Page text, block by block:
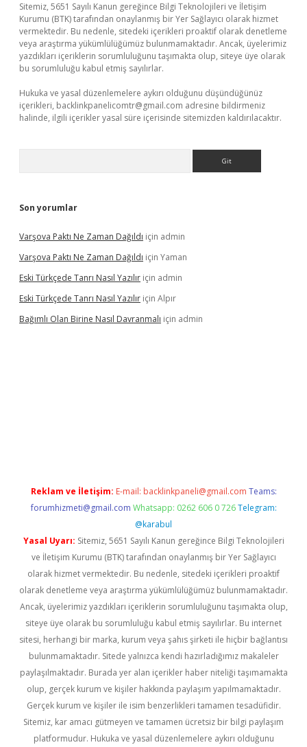
Sitemiz, 5651 Sayılı Kanun gereğince Bilgi Teknolojileri ve İletişim
Kurumu (BTK) tarafından onaylanmış bir Yer Sağlayıcı olarak hizmet
vermektedir. Bu nedenle, sitedeki içerikleri proaktif olarak denetleme
veya araştırma yükümlülüğümüz bulunmamaktadır. Ancak, üyelerimiz
yazdıkları içeriklerin sorumluluğunu taşımakta olup, siteye üye olarak
bu sorumluluğu kabul etmiş sayılırlar.
Hukuka ve yasal düzenlemelere aykırı olduğunu düşündüğünüz
içerikleri, backlinkpanelicomtr@gmail.com adresine bildirmeniz
halinde, ilgili içerikler yasal süre içerisinde sitemizden kaldırılacaktır.
Son yorumlar
Varşova Paktı Ne Zaman Dağıldı için admin
Varşova Paktı Ne Zaman Dağıldı için Yaman
Eski Türkçede Tanrı Nasıl Yazılır için admin
Eski Türkçede Tanrı Nasıl Yazılır için Alpır
Bağımlı Olan Birine Nasıl Davranmalı için admin
Reklam ve İletişim: E-mail: backlinkpaneli@gmail.com Teams:
forumhizmeti@gmail.com Whatsapp: 0262 606 0 726 Telegram:
@karabul
Yasal Uyarı: Sitemiz, 5651 Sayılı Kanun gereğince Bilgi Teknolojileri
ve İletişim Kurumu (BTK) tarafından onaylanmış bir Yer Sağlayıcı
olarak hizmet vermektedir. Bu nedenle, sitedeki içerikleri proaktif
olarak denetleme veya araştırma yükümlülüğümüz bulunmamaktadır.
Ancak, üyelerimiz yazdıkları içeriklerin sorumluluğunu taşımakta olup,
siteye üye olarak bu sorumluluğu kabul etmiş sayılırlar. Bu internet
sitesi, herhangi bir marka, kurum veya şahıs şirketi ile hiçbir bağlantısı
bulunmamaktadır. Sitede yalnızca kendi hazırladığımız makaleler
paylaşılmaktadır. Burada yer alan içerikler haber niteliği taşımamakta
olup, gerçek kurum ve kişiler hakkında paylaşım yapılmamaktadır.
Gerçek kurum ve kişiler ile isim benzerlikleri tamamen tesadüfidir.
Sitemiz, kar amacı gütmeyen ve tamamen ücretsiz bir bilgi paylaşım
platformudur. Hukuka ve yasal düzenlemelere aykırı olduğunu